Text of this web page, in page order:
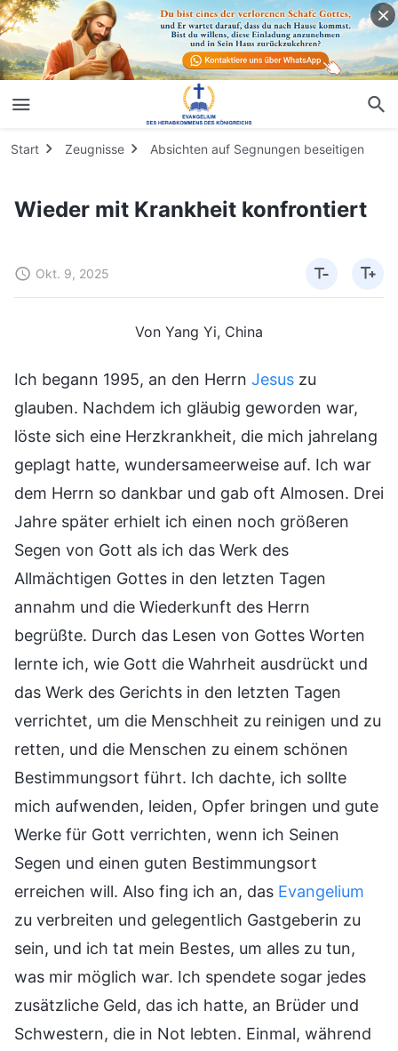
Start Zeugnisse Absichten auf Segnungen beseitigen
Wieder mit Krankheit konfrontiert
Okt. 9, 2025
Von Yang Yi, China
Ich begann 1995, an den Herrn Jesus zu
glauben. Nachdem ich gläubig geworden war,
löste sich eine Herzkrankheit, die mich jahrelang
geplagt hatte, wundersameerweise auf. Ich war
dem Herrn so dankbar und gab oft Almosen. Drei
Jahre später erhielt ich einen noch größeren
Segen von Gott als ich das Werk des
Allmächtigen Gottes in den letzten Tagen
annahm und die Wiederkunft des Herrn
begrüßte. Durch das Lesen von Gottes Worten
lernte ich, wie Gott die Wahrheit ausdrückt und
das Werk des Gerichts in den letzten Tagen
verrichtet, um die Menschheit zu reinigen und zu
retten, und die Menschen zu einem schönen
Bestimmungsort führt. Ich dachte, ich sollte
mich aufwenden, leiden, Opfer bringen und gute
Werke für Gott verrichten, wenn ich Seinen
Segen und einen guten Bestimmungsort
erreichen will. Also fing ich an, das Evangelium
zu verbreiten und gelegentlich Gastgeberin zu
sein, und ich tat mein Bestes, um alles zu tun,
was mir möglich war. Ich spendete sogar jedes
zusätzliche Geld, das ich hatte, an Brüder und
Schwestern, die in Not lebten. Einmal, während